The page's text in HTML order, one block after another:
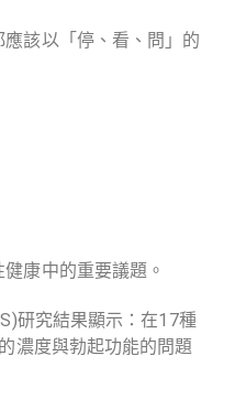
應該以「停、看、問」的
康中的重要議題。
研究結果顯示：在17種
濃度與勃起功能的問題